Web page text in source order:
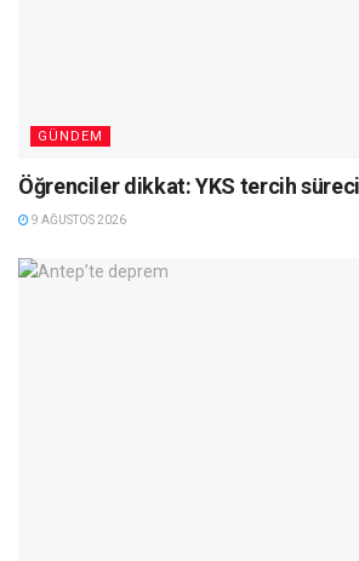
GÜNDEM
Öğrenciler dikkat: YKS tercih
9 AĞUSTOS 2026